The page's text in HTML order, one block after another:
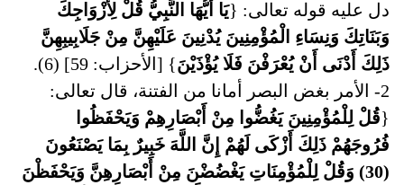
دل عليه قوله تعالى: {يَا أَيُّهَا النَّبِيُّ قُلْ لِأَزْوَاجِكَ
وَبَنَاتِكَ وَنِسَاءِ الْمُؤْمِنِينَ يُدْنِينَ عَلَيْهِنَّ مِنْ جَلَابِيبِهِنَّ
ذَلِكَ أَدْنَى أَنْ يُعْرَفْنَ فَلَا يُؤْذَيْنَ} [الأحزاب: 59] (6).
2- الأمر بغض البصر أمانا من الفتنة، قال تعالى:
{قُلْ لِلْمُؤْمِنِينَ يَغُضُّوا مِنْ أَبْصَارِهِمْ وَيَحْفَظُوا
فُرُوجَهُمْ ذَلِكَ أَزْكَى لَهُمْ إِنَّ اللَّهَ خَبِيرٌ بِمَا يَصْنَعُونَ
(30) وَقُلْ لِلْمُؤْمِنَاتِ يَغْضُضْنَ مِنْ أَبْصَارِهِنَّ وَيَحْفَظْنَ